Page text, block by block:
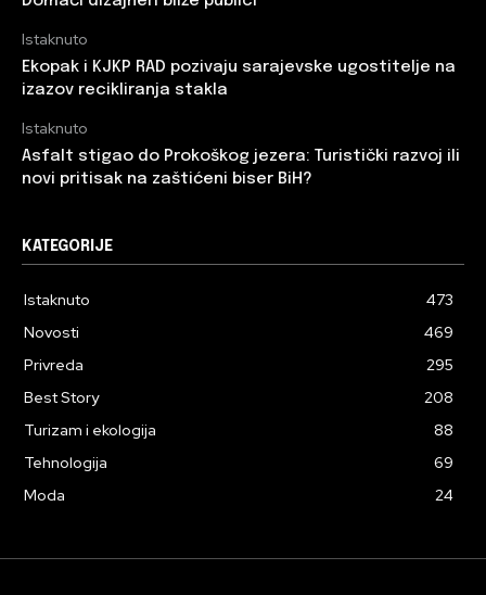
Istaknuto
Ekopak i KJKP RAD pozivaju sarajevske ugostitelje na
izazov recikliranja stakla
Istaknuto
Asfalt stigao do Prokoškog jezera: Turistički razvoj ili
novi pritisak na zaštićeni biser BiH?
KATEGORIJE
Istaknuto
473
Novosti
469
Privreda
295
Best Story
208
Turizam i ekologija
88
Tehnologija
69
Moda
24